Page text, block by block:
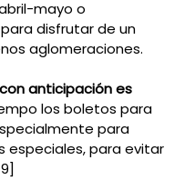
mayo o
disfrutar de un
aglomeraciones.
anticipación es
los boletos para
para
especiales, para evitar